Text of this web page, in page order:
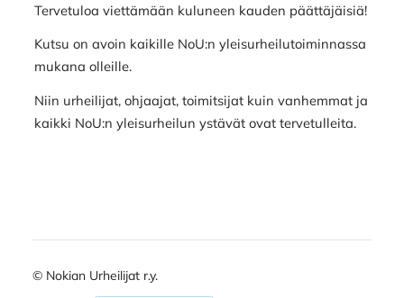
Tervetuloa viettämään kuluneen kauden päättäjäisiä!
Kutsu on avoin kaikille NoU:n yleisurheilutoiminnassa
mukana olleille.
Niin urheilijat, ohjaajat, toimitsijat kuin vanhemmat ja
kaikki NoU:n yleisurheilun ystävät ovat tervetulleita.
© Nokian Urheilijat r.y.